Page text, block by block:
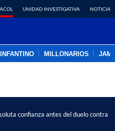
UNIDAD INVESTIGATIVA NOTICIAS
MILLONARIOS
confianza antes del duelo contra